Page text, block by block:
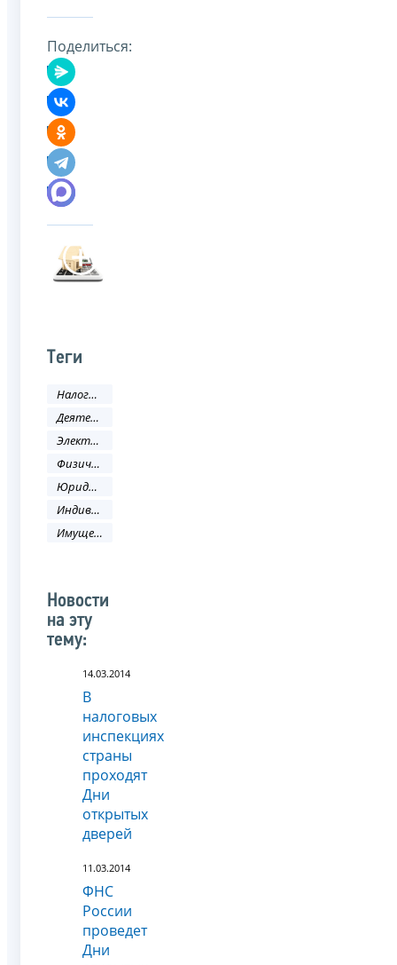
Поделиться:
Теги
Налоги и сборы
Деятельность ФНС
Электронные услуги
Физическое лицо
Юридическое лицо
Индивидуальный предприниматель
Имущественные налоги
Новости
на эту
тему:
14.03.2014
В
налоговых
инспекциях
страны
проходят
Дни
открытых
дверей
11.03.2014
ФНС
России
проведет
Дни